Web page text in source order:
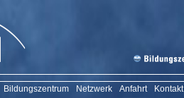
Bildungszentrum Netzwerk Anfahrt Kontakt